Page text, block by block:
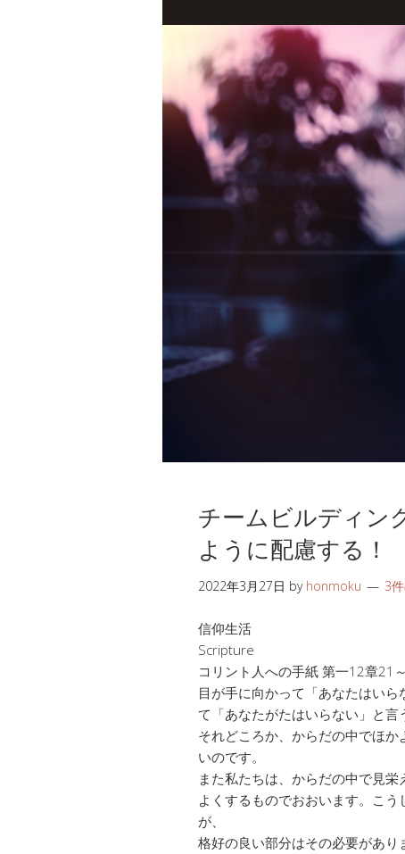
チームビルディン
ように配慮する！
2022年3月27日 by honmoku 3
信仰生活
Scripture
コリント人への手紙 第一12章21
目が手に向かって「あなたはい
て「あなたがたはいらない」と言
それどころか、からだの中でほ
いのです。
また私たちは、からだの中で見
よくするものでおおいます。こ
が、
格好の良い部分はその必要があり